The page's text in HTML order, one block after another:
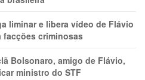
liminar e libera vídeo de Flávio
facções criminosas
Bolsonaro, amigo de Flávio,
ministro do STF